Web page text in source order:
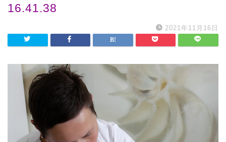
16.41.38
2021年11月16日